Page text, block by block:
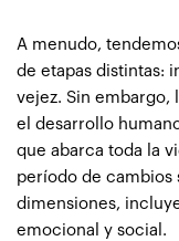
A menudo,
de etapas distintas:
vejez. Sin embargo,
el desarrollo
que abarca toda la
período de
dimensiones,
emocional y social.